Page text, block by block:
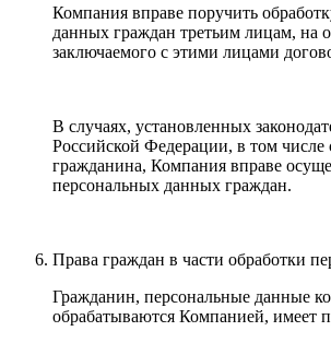
Компания вправе поручить
данных граждан третьим лицам, на
заключаемого с этими лицами
В случаях, установленных
Российской Федерации, в том числе
гражданина, Компания вправе
персональных данных граждан.
Права граждан в части обработки
Гражданин, персональные данные
обрабатываются Компанией, имеет